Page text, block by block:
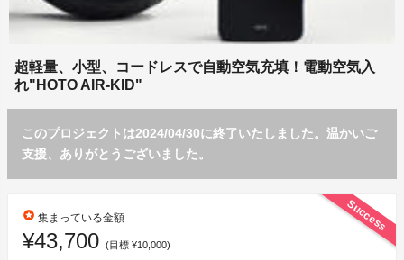
超軽量、小型、コードレスで自動空気充填！電動空気入
れ"HOTO AIR-KID"
このプロジェクトは2024/04/30に終了いたしました。温かいご
支援、ありがとうございました。
Success
stars 集まっている金額
¥43,700 (目標 ¥10,000)